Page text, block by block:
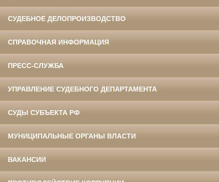
СУДЕБНОЕ ДЕЛОПРОИЗВОДСТВО
СПРАВОЧНАЯ ИНФОРМАЦИЯ
ПРЕСС-СЛУЖБА
УПРАВЛЕНИЕ СУДЕБНОГО ДЕПАРТАМЕНТА
СУДЫ СУБЪЕКТА РФ
МУНИЦИПАЛЬНЫЕ ОРГАНЫ ВЛАСТИ
ВАКАНСИИ